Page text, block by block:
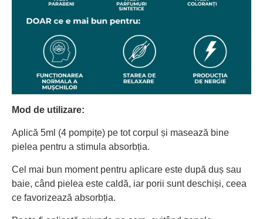
Mod de utilizare:
Aplică 5ml (4 pompițe) pe tot corpul și masează bine
pielea pentru a stimula absorbția.
Cel mai bun moment pentru aplicare este după duș sau
baie, când pielea este caldă, iar porii sunt deschiși, ceea
ce favorizează absorbția.